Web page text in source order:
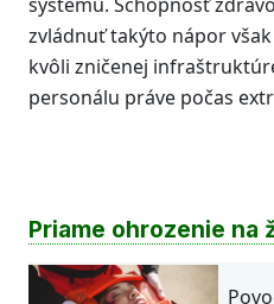
zvládnuť takýto nápor
kvôli zničenej
personálu práve počas
Priame ohrozenie na